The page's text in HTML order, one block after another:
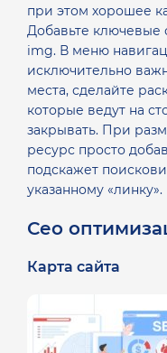
при этом хорошее
Добавьте ключевые
img. В меню
исключительно
места, сделайте
которые ведут на
закрывать. При
ресурс просто
подскажет
указанному «линку».
Сео
Карта сайта